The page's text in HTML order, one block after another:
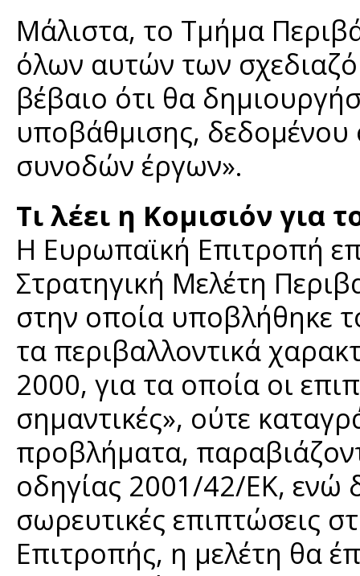
Μάλιστα, το Τμήμα
όλων αυτών των
βέβαιο ότι θα
υποβάθμισης, δεδομένου
συνοδών έργων».
Τι λέει η Κομισιόν για
Η Ευρωπαϊκή Επιτροπή
Στρατηγική Μελέτη
στην οποία υποβλήθηκε
τα περιβαλλοντικά
2000, για τα οποία οι
σημαντικές», ούτε
προβλήματα,
οδηγίας 2001/42/ΕΚ, ενώ
σωρευτικές επιπτώσεις
Επιτροπής, η μελέτη θα